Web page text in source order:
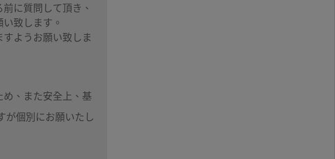
に質問して頂き、
致します。
ようお願い致しま
、また安全上、基
が個別にお願いたし